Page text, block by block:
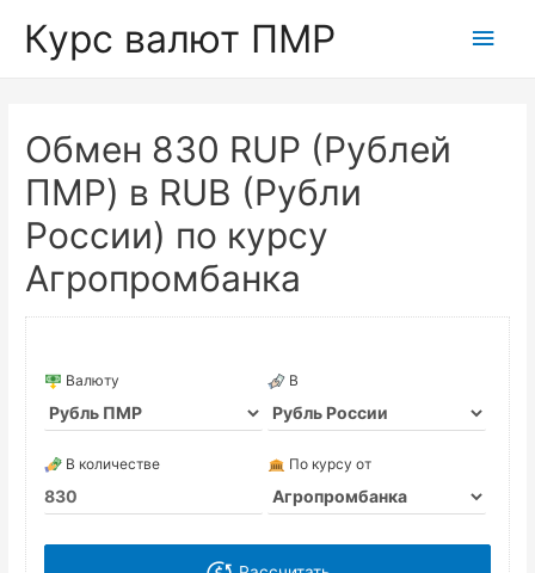
Курс валют ПМР
Обмен 830 RUP (Рублей
ПМР) в RUB (Рубли
России) по курсу
Агропромбанка
Валюту В
В количестве По курсу от